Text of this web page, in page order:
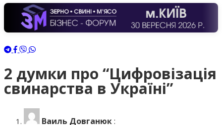
2 думки про “Цифровізація
свинарства в Україні”
Ваиль Довганюк: